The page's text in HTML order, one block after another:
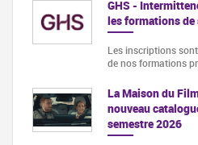
GHS -
les formations de
Les inscriptions
de nos formations
La Maison du
nouveau
semestre 2026